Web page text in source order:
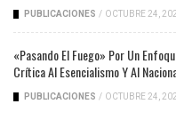
PUBLICACIONES / OCTUBRE 24,
«Pasando El Fuego» Por Un
Crítica Al Esencialismo Y Al
PUBLICACIONES / OCTUBRE 24,